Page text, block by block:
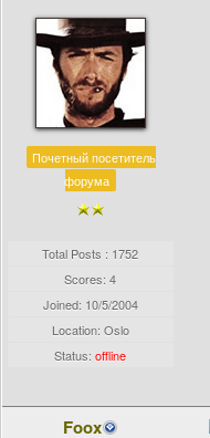
Почетный посетитель
форума
Total Posts : 1752
Scores: 4
Joined: 10/5/2004
Location: Oslo
Status:offline
Foox